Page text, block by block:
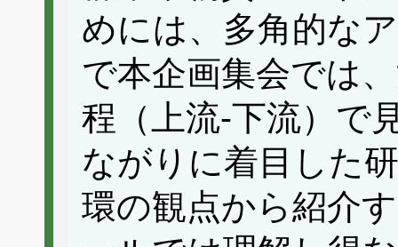
めには、多角的な
で本企画集会では
程（上流-下流）で
ながりに着目した
環の観点から紹介